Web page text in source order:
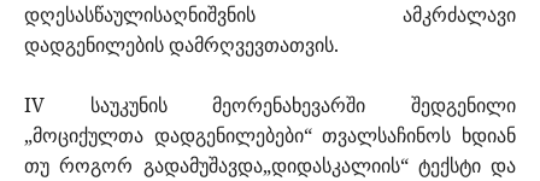
დღესასწაულისაღნიშვნის ამკრძალავი
დადგენილების დამრღვევთათვის.
IV საუკუნის მეორენახევარში შედგენილი
„მოციქულთა დადგენილებები“ თვალსაჩინოს ხდიან
თუ როგორ გადამუშავდა„დიდასკალიის“ ტექსტი და